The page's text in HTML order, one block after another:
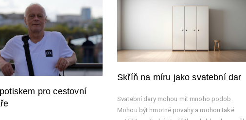
pro cestovní
Skříň na míru jako svatební dar
Svatební dary mohou mít mnoho podob.
Mohou být hmotné povahy a mohou také